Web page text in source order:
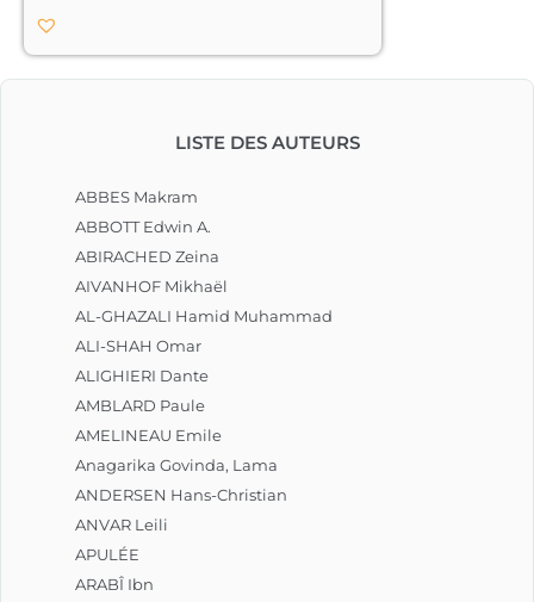
« apparaître/disparaître »…
puis « réunir », et on retrouve un rond
LISTE DES AUTEURS
ABBES Makram
ABBOTT Edwin A.
ABIRACHED Zeina
AIVANHOF Mikhaël
AL-GHAZALI Hamid Muhammad
ALI-SHAH Omar
ALIGHIERI Dante
AMBLARD Paule
AMELINEAU Emile
Anagarika Govinda, Lama
ANDERSEN Hans-Christian
ANVAR Leili
APULÉE
ARABÎ Ibn